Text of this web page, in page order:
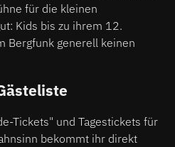
für die kleinen
Kids bis zu ihrem 12.
Bergfunk generell keinen
Tickets" und Tagestickets für
bekommt ihr direkt